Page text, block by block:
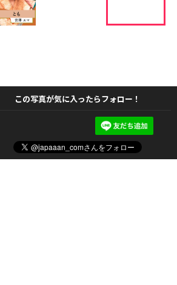
この写真が気に入ったらフォロー！